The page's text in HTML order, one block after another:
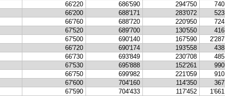
66'220 686'590 294'750 740
66'200 688'171 283'072 523
66'760 688'720 220'950 724
67'520 689'700 130'550 416
67'500 690'140 167'590 2'287
66'720 690'174 193'558 438
66'730 693'849 230'708 485
67'530 695'888 152'261 990
66'750 699'982 221'059 910
67'600 704'160 114'350 367
67'590 704'433 117'452 1'661